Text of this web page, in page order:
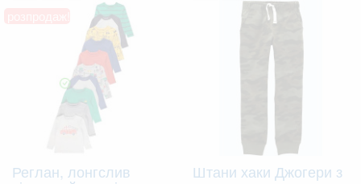
Реглан, лонгслив Штани хаки Джогери з